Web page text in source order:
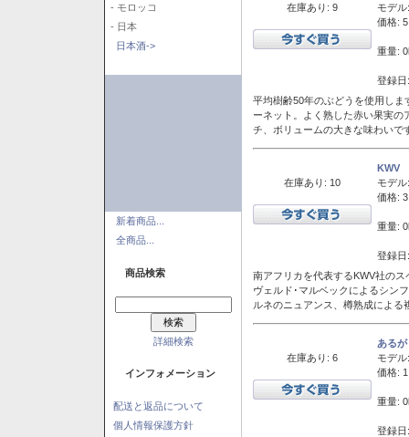
- モロッコ
- 日本
日本酒->
新着商品...
全商品...
商品検索
詳細検索
インフォメーション
配送と返品について
個人情報保護方針
在庫あり: 9
モデル:
価格:
重量:
登録
平均樹齢50年のぶどうを使用し
ーネット。よく熟した赤い果実
チ、ボリュームの大きな味わいで
在庫あり: 10
KWV
モデル:
価格:
重量:
登録
南アフリカを代表するKWV社の
ヴェルド･マルベックによるシン
ルネのニュアンス、樽熟成によ
在庫あり: 6
ある
モデル:
価格:
重量:
登録